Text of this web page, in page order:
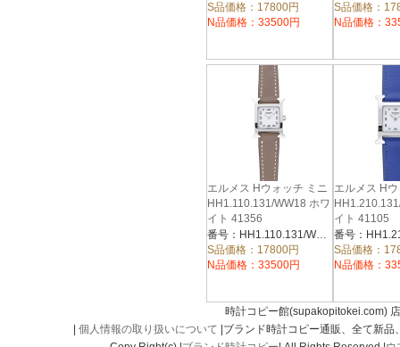
S品価格：17800円
N品価格：33500円
S品価格：
N品価格：
エルメス Hウォッチ ミニ
HH1.110.131/WW18 ホワ
イト 41356
番号：HH1.110.131/WW18
S品価格：17800円
N品価格：33500円
エルメス H
イト 41105
S品価格：
N品価格：
時計コピー館(supakopitokei.com)
個人情報の取り扱いについて |ブランド時計コピー通販、全て新